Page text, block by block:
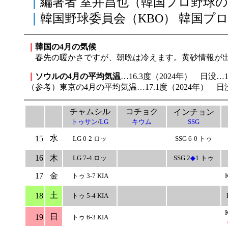
韓国野球委員会（KBO） 韓国プ
韓国の4月の気候
春先の暖かさですが、朝晩は冷えます。黄砂情報が
ソウルの4月の平均気温…16.3度（2024年） 日没
（参考）東京の4月の平均気温…17.1度（2024年） 日
チャムシル
トゥサン/LG
コチョク
キウム
インチョン
SSG
15 水 LG 0-2 ロッ SSG 6-0 トゥ
16 木 LG 7-4 ロッ SSG 2◆1 トゥ
17 金 トゥ 3-7 KIA
18 土 トゥ 5-4 KIA
19 日 トゥ 6-3 KIA